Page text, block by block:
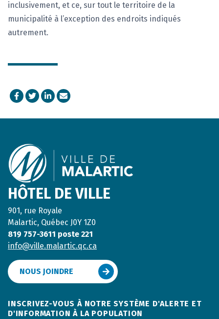
inclusivement, et ce, sur tout le territoire de la
municipalité à l’exception des endroits indiqués
autrement.
Facebook
TwitterLinkedIn
Courriel
HÔTEL DE VILLE
901, rue Royale
Malartic, Québec J0Y 1Z0
819 757-3611 poste 221
info@ville.malartic.qc.ca
NOUS JOINDRE
INSCRIVEZ-VOUS À NOTRE SYSTÈME D'ALERTE ET
D'INFORMATION À LA POPULATION